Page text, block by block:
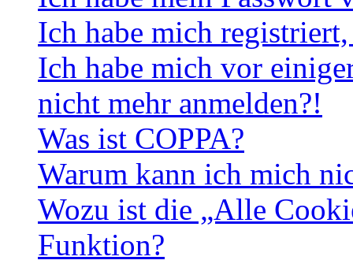
Ich habe mich
Ich habe mich vor
nicht mehr anmelden?!
Was ist COPPA?
Warum kann ich mich
Wozu ist die „Alle
Funktion?